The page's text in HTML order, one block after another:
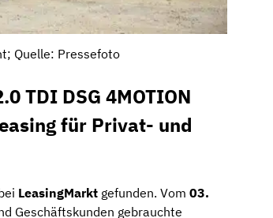
Quelle: Pressefoto
TDI DSG 4MOTION
für Privat- und
LeasingMarkt gefunden. Vom 03.
Geschäftskunden gebrauchte